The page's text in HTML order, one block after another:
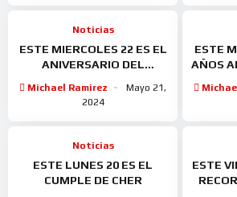
Noticias
ESTE MIERCOLES 22 ES EL
ANIVERSARIO DEL
MORRISEY
Michael Ramirez
Mayo 21,
2024
ESTE
AÑOS
Noticias
ESTE LUNES 20 ES EL
CUMPLE DE CHER
ESTE